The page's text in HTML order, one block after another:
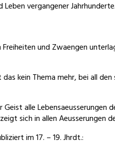
vergangener
und Zwaengen
kein Thema mehr, bei all
alle Lebensaeusserungen
sich in allen Aeusserungen
im 17. – 19. Jhrdt.: